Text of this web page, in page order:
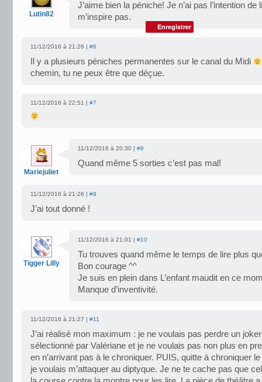
Enregistrer
Lutin82
J’aime bien la péniche! Je n’ai pas l’intention de
m’inspire pas.
11/12/2016 à 21:26 | #6
Il y a plusieurs péniches permanentes sur le canal du Midi
chemin, tu ne peux être que déçue.
11/12/2016 à 22:51 | #7
Mariejuliet
11/12/2016 à 20:30 | #8
Quand même 5 sorties c’est pas mal!
11/12/2016 à 21:26 | #9
J’ai tout donné !
Tigger Lilly
11/12/2016 à 21:01 | #10
Tu trouves quand même le temps de lire plus
Bon courage ^^
Je suis en plein dans L’enfant maudit en ce
Manque d’inventivité.
11/12/2016 à 21:27 | #11
J’ai réalisé mon maximum : je ne voulais pas perdre un
sélectionné par Valériane et je ne voulais pas non plus en
en n’arrivant pas à le chroniquer. PUIS, quitte à chroniquer
je voulais m’attaquer au diptyque. Je ne te cache pas que